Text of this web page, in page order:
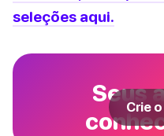
seleções aqui.
Seus
Crie